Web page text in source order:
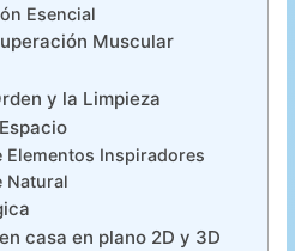
Esencial
Muscular
y la Limpieza
Inspiradores
Natural
casa en plano 2D y 3D